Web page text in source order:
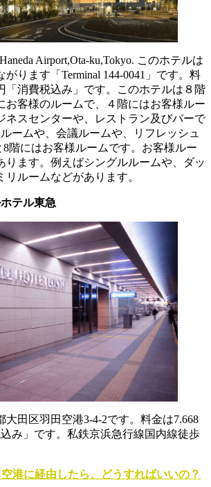
Airport,Ota-ku,Tokyo. このホテルは
ります「Terminal 144-0041」です。料
「消費税込み」です。このホテルは８階
お客様のルームで、４階にはお客様ルー
ネスセンターや、レストラン及びバーで
ームや、会議ルームや、リフレッシュ
8階にはお客様ルームです。お客様ルー
ります。例えばシングルルームや、ダッ
リルームなどがあります。
テル東急
大田区羽田空港3-4-2です。料金は7.668
み」です。私鉄京浜急行線国内線徒歩
港に経由したら、どうすればいいの？